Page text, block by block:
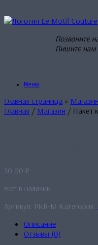
к
Позвоните
Пишите нам
Меню
Главная страница » Магазин
Главная / Магазин / Пакет
30.00 ₽
Нет в наличии
Артикул: PKR-M Категория:
Описание
Отзывы (0)